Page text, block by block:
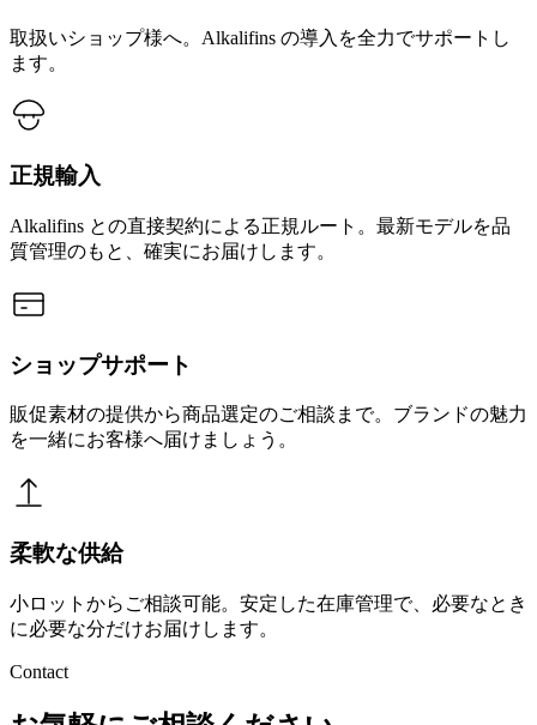
取扱いショップ様へ。Alkalifins の導入を全力でサポートし
ます。
正規輸入
Alkalifins との直接契約による正規ルート。最新モデルを品
質管理のもと、確実にお届けします。
ショップサポート
販促素材の提供から商品選定のご相談まで。ブランドの魅力
を一緒にお客様へ届けましょう。
柔軟な供給
小ロットからご相談可能。安定した在庫管理で、必要なとき
に必要な分だけお届けします。
Contact